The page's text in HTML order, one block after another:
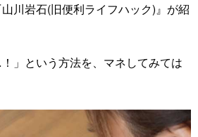
川岩石(旧便利ライフハック)』が紹
」という方法を、マネしてみては